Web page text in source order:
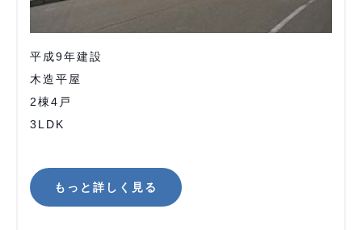
平成9年建設
木造平屋
2棟4戸
3LDK
もっと詳しく見る